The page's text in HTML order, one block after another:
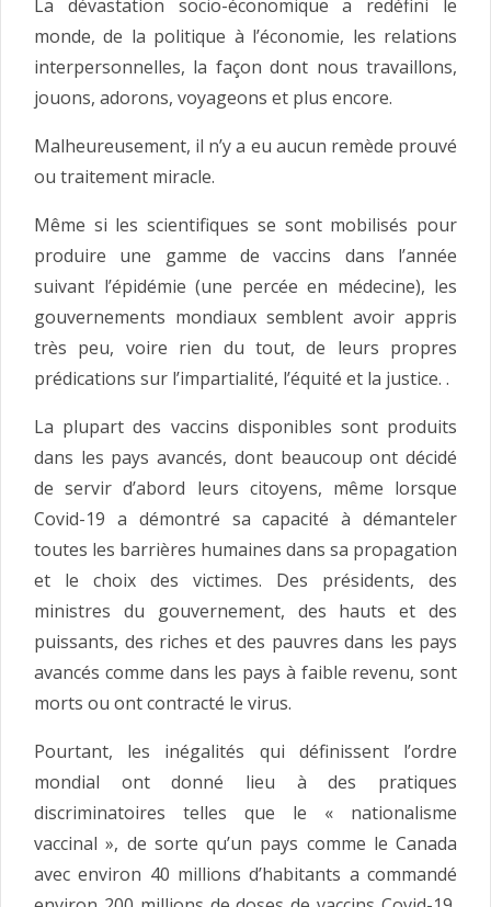
La dévastation socio-économique a redéfini le
monde, de la politique à l’économie, les relations
interpersonnelles, la façon dont nous travaillons,
jouons, adorons, voyageons et plus encore.
Malheureusement, il n’y a eu aucun remède prouvé
ou traitement miracle.
Même si les scientifiques se sont mobilisés pour
produire une gamme de vaccins dans l’année
suivant l’épidémie (une percée en médecine), les
gouvernements mondiaux semblent avoir appris
très peu, voire rien du tout, de leurs propres
prédications sur l’impartialité, l’équité et la justice. .
La plupart des vaccins disponibles sont produits
dans les pays avancés, dont beaucoup ont décidé
de servir d’abord leurs citoyens, même lorsque
Covid-19 a démontré sa capacité à démanteler
toutes les barrières humaines dans sa propagation
et le choix des victimes. Des présidents, des
ministres du gouvernement, des hauts et des
puissants, des riches et des pauvres dans les pays
avancés comme dans les pays à faible revenu, sont
morts ou ont contracté le virus.
Pourtant, les inégalités qui définissent l’ordre
mondial ont donné lieu à des pratiques
discriminatoires telles que le « nationalisme
vaccinal », de sorte qu’un pays comme le Canada
avec environ 40 millions d’habitants a commandé